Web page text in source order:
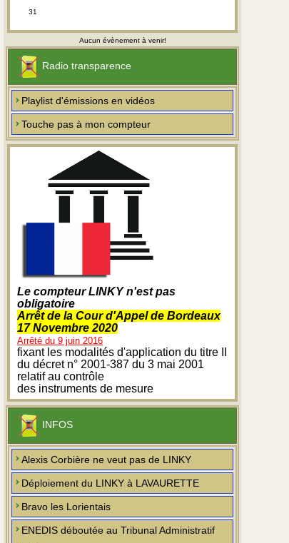
31
Aucun évènement à venir!
Radio transparence
Playlist d'émissions en vidéos
Touche pas à mon compteur
Le compteur LINKY n'est pas
obligatoire
Arrêt de la Cour d'Appel de Bordeaux
17 Novembre 2020
Arrêté du 9 juin 2016
fixant les modalités d'application du titre II
du décret n° 2001-387 du 3 mai 2001
relatif au contrôle
des instruments de mesure
INFOS
Alexis Corbière ne veut pas de LINKY
Déploiement du LINKY à LAVAURETTE
Bravo les Lorientais
ENEDIS déboutée au Tribunal Administratif